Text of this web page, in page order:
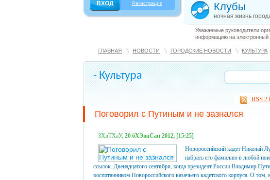
Регистрация Клубы
ночная жизнь
Уважаемые руководители
информацию на электронный
ГЛАВНАЯ НОВОСТИ ГОРОДСКИЕ НОВОСТИ КУЛЬТУРА
- Культура
RSS
Поговорил с Путиным и не зазнался
ЗХвТХаУ, 20 бХЭвпСап 2012, [15:25]
Новороссийский кадет Николай
набрать его фамилию в любой
ссылок. Двенадцатого сентября, когда президент России Владимир
воспитанником Новороссийского казачьего кадетского корпуса. О